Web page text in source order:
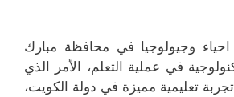
وجيولوجيا في محافظة مبارك
في عملية التعلم، الأمر الذي
تعليمية مميزة في دولة الكويت،